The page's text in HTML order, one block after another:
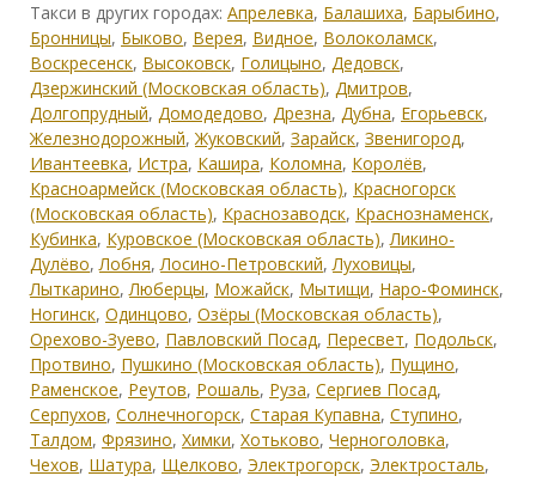
Такси в других городах: Апрелевка, Балашиха, Барыбино,
Бронницы, Быково, Верея, Видное, Волоколамск,
Воскресенск, Высоковск, Голицыно, Дедовск,
Дзержинский (Московская область), Дмитров,
Долгопрудный, Домодедово, Дрезна, Дубна, Егорьевск,
Железнодорожный,Жуковский, Зарайск, Звенигород,
Ивантеевка, Истра, Кашира, Коломна, Королёв,
Красноармейск (Московская область), Красногорск
(Московская область), Краснозаводск, Краснознаменск,
Кубинка, Куровское (Московская область),Ликино-
Дулёво,Лобня,Лосино-Петровский,Луховицы,
Лыткарино,Люберцы, Можайск, Мытищи, Наро-Фоминск,
Ногинск, Одинцово, Озёры (Московская область),
Орехово-Зуево, Павловский Посад, Пересвет, Подольск,
Протвино, Пушкино (Московская область), Пущино,
Раменское, Реутов, Рошаль, Руза, Сергиев Посад,
Серпухов, Солнечногорск, Старая Купавна, Ступино,
Талдом, Фрязино, Химки, Хотьково, Черноголовка,
Чехов, Шатура, Щелково, Электрогорск, Электросталь,